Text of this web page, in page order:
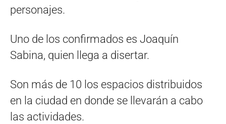
personajes.
Uno de los confirmados es Joaquín
Sabina, quien llega a disertar.
Son más de 10 los espacios distribuidos
en la ciudad en donde se llevarán a cabo
las actividades.